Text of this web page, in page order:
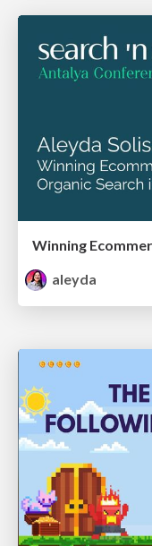
aleyda